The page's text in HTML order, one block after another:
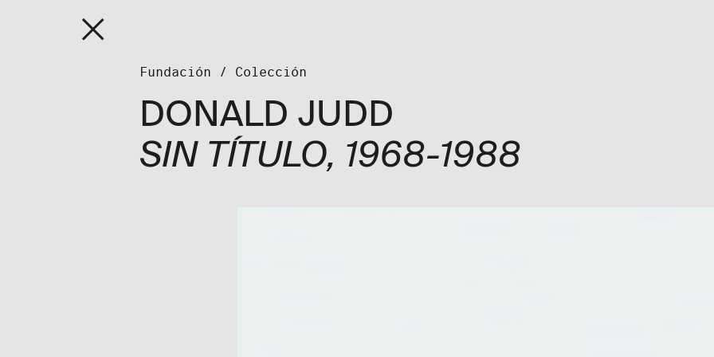
Fundación / Colección
DONALD JUDD
SIN TÍTULO, 1968-1988